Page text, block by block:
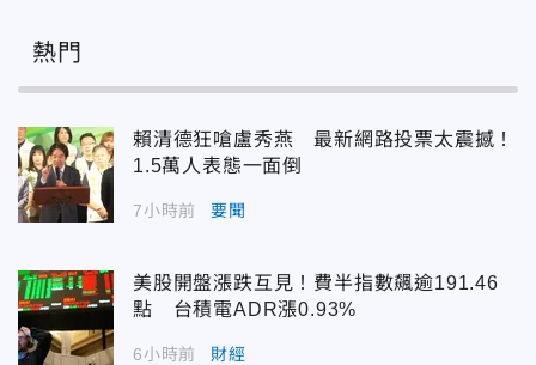
熱門
賴清德狂嗆盧秀燕 最新網路投票太震撼！
1.5萬人表態一面倒
7小時前 要聞
美股開盤漲跌互見！費半指數飆逾191.46
點 台積電ADR漲0.93%
6小時前 財經